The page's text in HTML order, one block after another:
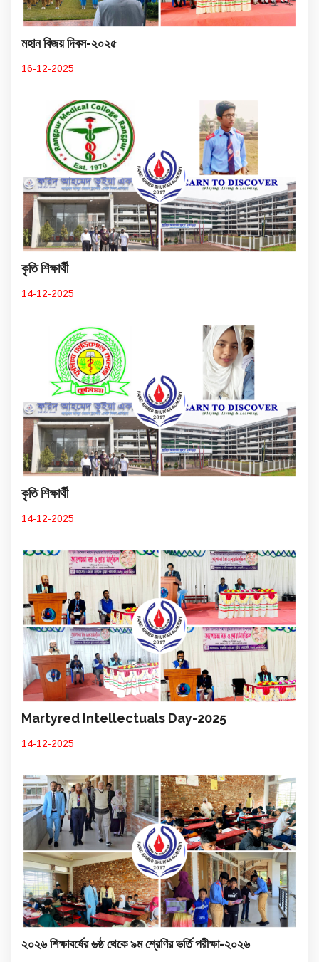
মহান বিজয় দিবস-২০২৫
16-12-2025
কৃতি শিক্ষার্থী
14-12-2025
কৃতি শিক্ষার্থী
14-12-2025
Martyred Intellectuals Day-2025
14-12-2025
২০২৬ শিক্ষাবর্ষের ৬ষ্ঠ থেকে ৯ম শ্রেণির ভর্তি পরীক্ষা-২০২৬